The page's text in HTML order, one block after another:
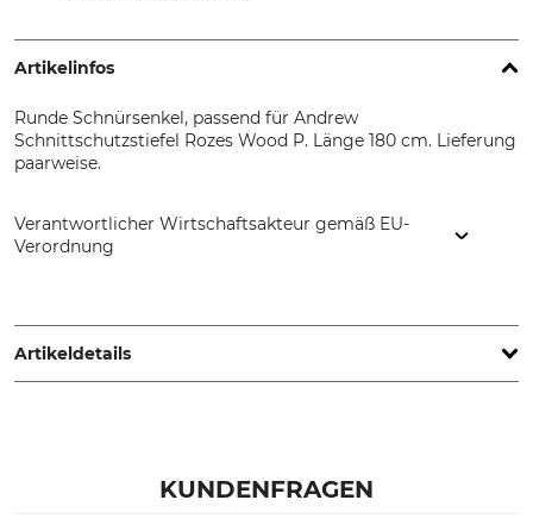
Artikelinfos
Runde Schnürsenkel, passend für Andrew
Schnittschutzstiefel Rozes Wood P. Länge 180 cm. Lieferung
paarweise.
Verantwortlicher Wirtschaftsakteur gemäß EU-
Verordnung
www.andrewshoes.com
Artikeldetails
Modellbezeichnung
Länge Schnürsenkel
KUNDENFRAGEN